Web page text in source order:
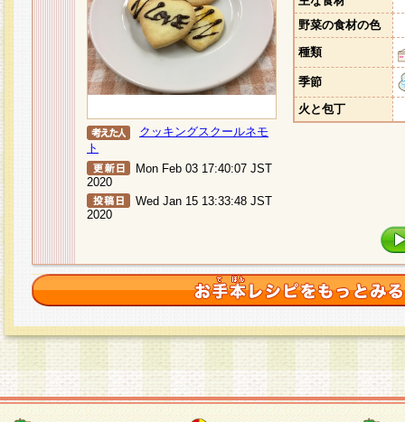
クッキングスクールネモ
ト
Mon Feb 03 17:40:07 JST
2020
Wed Jan 15 13:33:48 JST
2020
野菜の食材の色
種類
季節
火と包丁